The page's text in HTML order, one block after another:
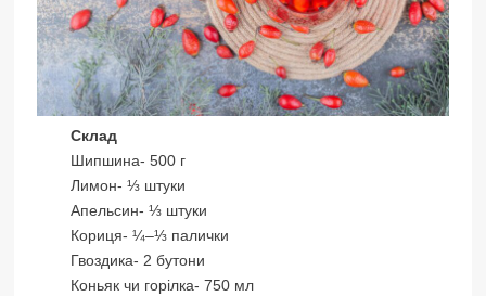
Склад
Шипшина- 500 г
Лимон- ⅓ штуки
Апельсин- ⅓ штуки
Кориця- ¼–⅓ палички
Гвоздика- 2 бутони
Коньяк чи горілка- 750 мл